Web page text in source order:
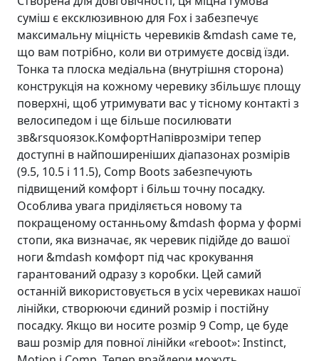
суміш є ексклюзивною для Fox і забезпечує
максимальну міцність черевиків &mdash саме те,
що вам потрібно, коли ви отримуєте досвід їзди.
Тонка та плоска медіальна (внутрішня сторона)
конструкція на кожному черевику збільшує площу
поверхні, щоб утримувати вас у тісному контакті з
велосипедом і ще більше посилювати
зв&rsquoязок.КомфортНапіврозміри тепер
доступні в найпоширеніших діапазонах розмірів
(9.5, 10.5 і 11.5), Comp Boots забезпечують
підвищений комфорт і більш точну посадку.
Особлива увага приділяється новому та
покращеному останньому &mdash форма у формі
стопи, яка визначає, як черевик підійде до вашої
ноги &mdash комфорт під час крокування
гарантований одразу з коробки. Цей самий
останній використовується в усіх черевиках нашої
лінійки, створюючи єдиний розмір і постійну
посадку. Якщо ви носите розмір 9 Comp, це буде
ваш розмір для повної лінійки «reboot»: Instinct,